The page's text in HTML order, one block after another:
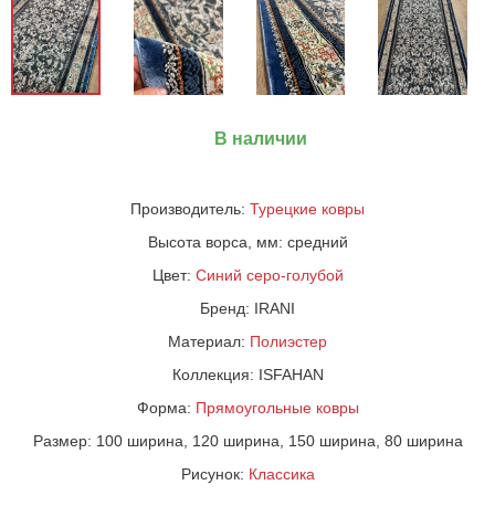
В наличии
Производитель: Турецкие ковры
Высота ворса, мм: средний
Цвет: Синий серо-голубой
Бренд: IRANI
Материал: Полиэстер
Коллекция: ISFAHAN
Форма: Прямоугольные ковры
Размер: 100 ширина, 120 ширина, 150 ширина, 80 ширина
Рисунок: Классика